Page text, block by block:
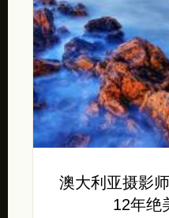
澳大利亚摄影
12年绝